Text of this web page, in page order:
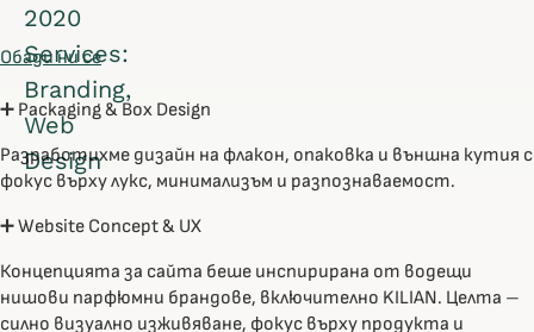
2020
Services:
Branding,
Web
Design
Обади ни се
➕ Packaging & Box Design
Разработихме дизайн на флакон, опаковка и външна кутия с
фокус върху лукс, минимализъм и разпознаваемост.
➕ Website Concept & UX
Концепцията за сайта беше инспирирана от водещи
нишови парфюмни брандове, включително KILIAN. Целта –
силно визуално изживяване, фокус върху продукта и